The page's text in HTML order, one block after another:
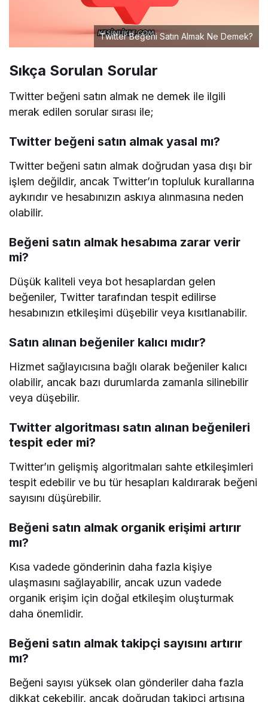
Twitter Beğeni Satın Almak Ne Demek?
Sıkça Sorulan Sorular
Twitter beğeni satın almak ne demek ile ilgili
merak edilen sorular sırası ile;
Twitter beğeni satın almak yasal mı?
Twitter beğeni satın almak doğrudan yasa dışı bir
işlem değildir, ancak Twitter’ın topluluk kurallarına
aykırıdır ve hesabınızın askıya alınmasına neden
olabilir.
Beğeni satın almak hesabıma zarar verir
mi?
Düşük kaliteli veya bot hesaplardan gelen
beğeniler, Twitter tarafından tespit edilirse
hesabınızın etkileşimi düşebilir veya kısıtlanabilir.
Satın alınan beğeniler kalıcı mıdır?
Hizmet sağlayıcısına bağlı olarak beğeniler kalıcı
olabilir, ancak bazı durumlarda zamanla silinebilir
veya düşebilir.
Twitter algoritması satın alınan beğenileri
tespit eder mi?
Twitter’ın gelişmiş algoritmaları sahte etkileşimleri
tespit edebilir ve bu tür hesapları kaldırarak beğeni
sayısını düşürebilir.
Beğeni satın almak organik erişimi artırır
mı?
Kısa vadede gönderinin daha fazla kişiye
ulaşmasını sağlayabilir, ancak uzun vadede
organik erişim için doğal etkileşim oluşturmak
daha önemlidir.
Beğeni satın almak takipçi sayısını artırır
mı?
Beğeni sayısı yüksek olan gönderiler daha fazla
dikkat çekebilir, ancak doğrudan takipçi artışına